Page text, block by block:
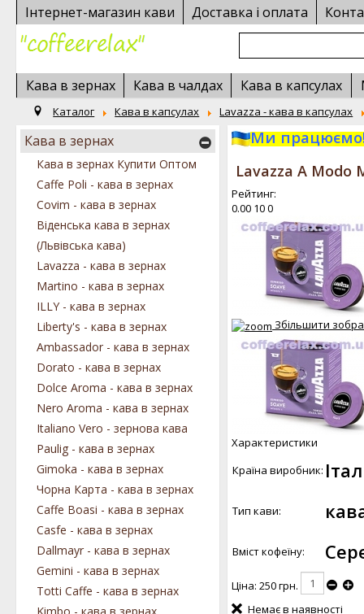
Інтернет-магазин кави Доставка і оплата
Кава в зернах Кава в чалдах Кава в капсулах
Каталог Кава в капсулах Lavazza - кава в капсулах
Ми працюємо!
Lavazza А Modo
Рейтинг:
0.00 100
Збільшити
Характеристики
Країна виробник:
Тип кави:
Вміст кофеїну:
Ціна: 250 грн.
Немає в наявності
Кава в зернах
Кава в зернах Купити Оптом
Caffe Poli - кава в зернах
Covim - кава в зернах
Віденська кава в зернах
(Львівська кава)
Lavazza - кава в зернах
Martino - кава в зернах
ILLY - кава в зернах
Liberty's - кава в зернах
Ambassador - кава в зернах
Dorato - кава в зернах
Dolce Aroma - кава в зернах
Nero Aroma - кава в зернах
Italiano Vero - зернова кава
Paulig - кава в зернах
Gimoka - кава в зернах
Чорна Карта - кава в зернах
Caffe Boasi - кава в зернах
Casfe - кава в зернах
Dallmayr - кава в зернах
Gemini - кава в зернах
Totti Caffe - кава в зернах